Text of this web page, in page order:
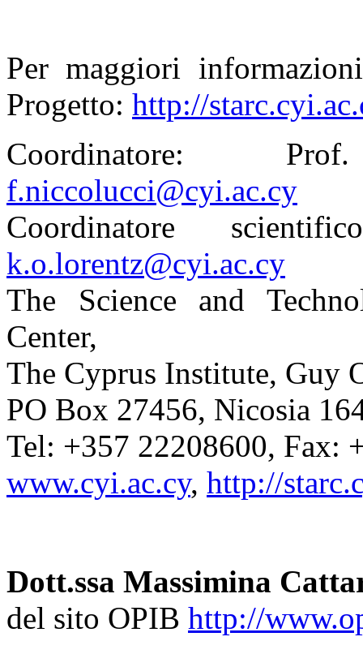
Per maggiori
Progetto: http://
Coordinatore:
f.niccolucci@cyi.ac.cy
Coordinatore
k.o.lorentz@cyi.ac.cy
The Science and
Center,
The Cyprus Institute, Guy
PO Box 27456, Nicosia
Tel: +357 22208600, Fax:
www.cyi.ac.cy, http://
Dott.ssa Massimina
del sito OPIB http://